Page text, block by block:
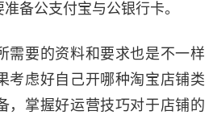
备公支付宝与公银行卡。
需要的资料和要求也是不一样
考虑好自己开哪种淘宝店铺类
，掌握好运营技巧对于店铺的